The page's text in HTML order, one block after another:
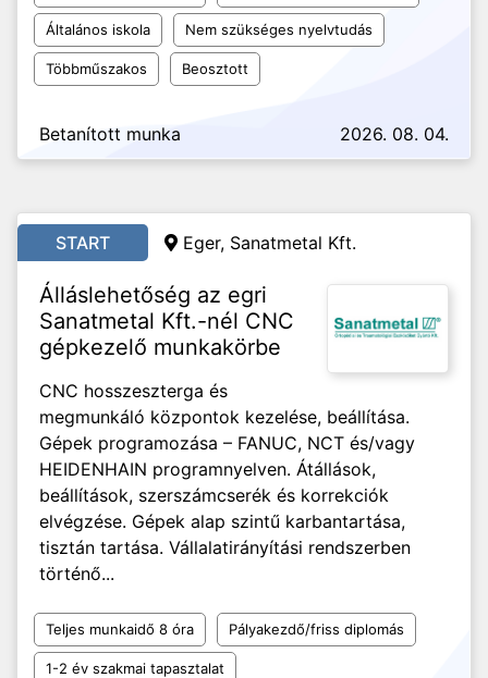
Általános iskola Nem szükséges nyelvtudás
Többműszakos Beosztott
Betanított munka 2026. 08. 04.
START Eger, Sanatmetal Kft.
Álláslehetőség az egri
Sanatmetal Kft.-nél CNC
gépkezelő munkakörbe
CNC hosszeszterga és
megmunkáló központok kezelése, beállítása.
Gépek programozása – FANUC, NCT és/vagy
HEIDENHAIN programnyelven. Átállások,
beállítások, szerszámcserék és korrekciók
elvégzése. Gépek alap szintű karbantartása,
tisztán tartása. Vállalatirányítási rendszerben
történő...
Teljes munkaidő 8 óra Pályakezdő/friss diplomás
1-2 év szakmai tapasztalat